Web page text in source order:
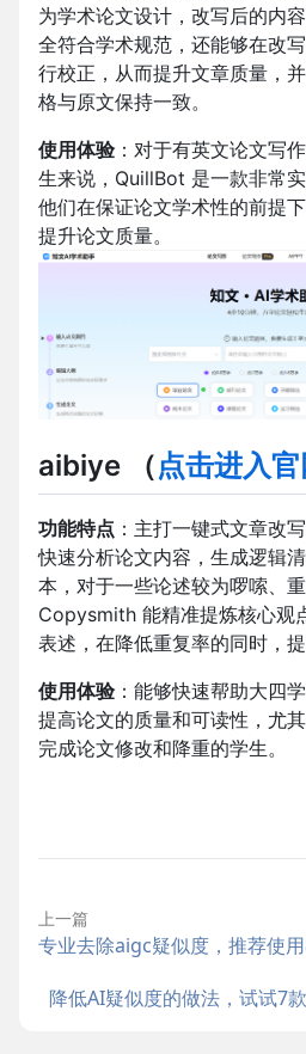
为学术论文设计，改写后的内
全符合学术规范，还能够在改
行校正，从而提升文章质量，
格与原文保持一致。
使用体验：对于有英文论文写
生来说，QuillBot 是一款非常
他们在保证论文学术性的前提
提升论文质量。
aibiye （点击进入官
功能特点 ：主打一键式文章改
快速分析论文内容，生成逻辑
本，对于一些论述较为啰嗦、
Copysmith 能精准提炼核心观
表述，在降低重复率的同时，提
使用体验：能够快速帮助大四
提高论文的质量和可读性，尤
完成论文修改和降重的学生。
上一篇
专业去除aigc疑似度，推荐使
降低AI疑似度的做法，试试7